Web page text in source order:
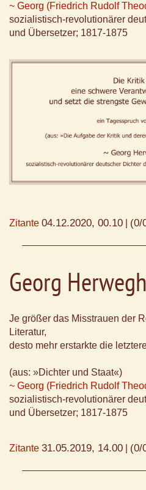
~ Georg (Friedrich Rudolf
sozialistisch-revolutionärer
und Übersetzer; 1817-1875
Zitante 04.12.2020, 00.10 (0/
Georg Herwegh
Je größer das Misstrauen der
Literatur,
desto mehr erstarkte die
(aus: »Dichter und Staat«)
~ Georg (Friedrich Rudolf
sozialistisch-revolutionärer
und Übersetzer; 1817-1875
Zitante 31.05.2019, 14.00 (0/